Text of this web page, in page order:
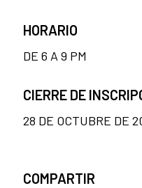
HORARIO
DE 6 A 9 PM
CIERRE DE
28 DE OCTUBRE DE
COMPARTIR